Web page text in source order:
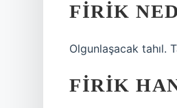
FIRIK
Olgunlaşacak tahıl.
FIRIK